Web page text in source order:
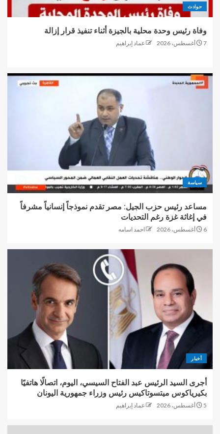
حوادث
وفاة رئيس وحدة محلية بالجيزة أثناء تنفيذ قرار إزالة
7 أغسطس، 2026 عماد إبراهيم
سياسة
مساعد رئيس حزب الجيل: مصر تقدم نموذجاً إنسانياً مشرفاً
في إغاثة غزة رغم التحديات
6 أغسطس، 2026 احمد اسامه
أخبار
أجرى السيد الرئيس عبد الفتاح السيسي، اليوم، اتصالًا هاتفيًا
بكيرياكوس ميتسوتاكيس رئيس وزراء جمهورية اليونان
5 أغسطس، 2026 عماد إبراهيم